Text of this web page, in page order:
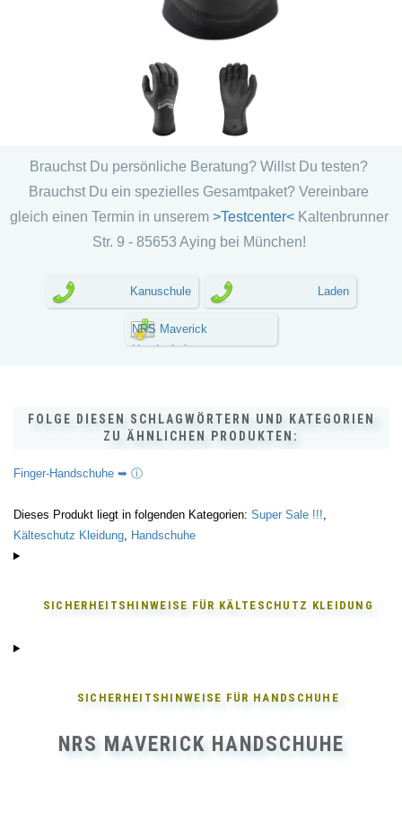
Brauchst Du persönliche Beratung? Willst Du testen?
Brauchst Du ein spezielles Gesamtpaket? Vereinbare
gleich einen Termin in unserem>Testcenter< Kaltenbrunner
Str. 9 - 85653 Aying bei München!
Kanuschule Laden
NRS Maverick
Handschuhe
FOLGE DIESEN SCHLAGWÖRTERN UND KATEGORIEN
ZU ÄHNLICHEN PRODUKTEN:
Finger-Handschuhe ➥ ⓘ
Dieses Produkt liegt in folgenden Kategorien: Super Sale !!!,
Kälteschutz Kleidung, Handschuhe
SICHERHEITSHINWEISE FÜR KÄLTESCHUTZ KLEIDUNG
SICHERHEITSHINWEISE FÜR HANDSCHUHE
NRS MAVERICK HANDSCHUHE